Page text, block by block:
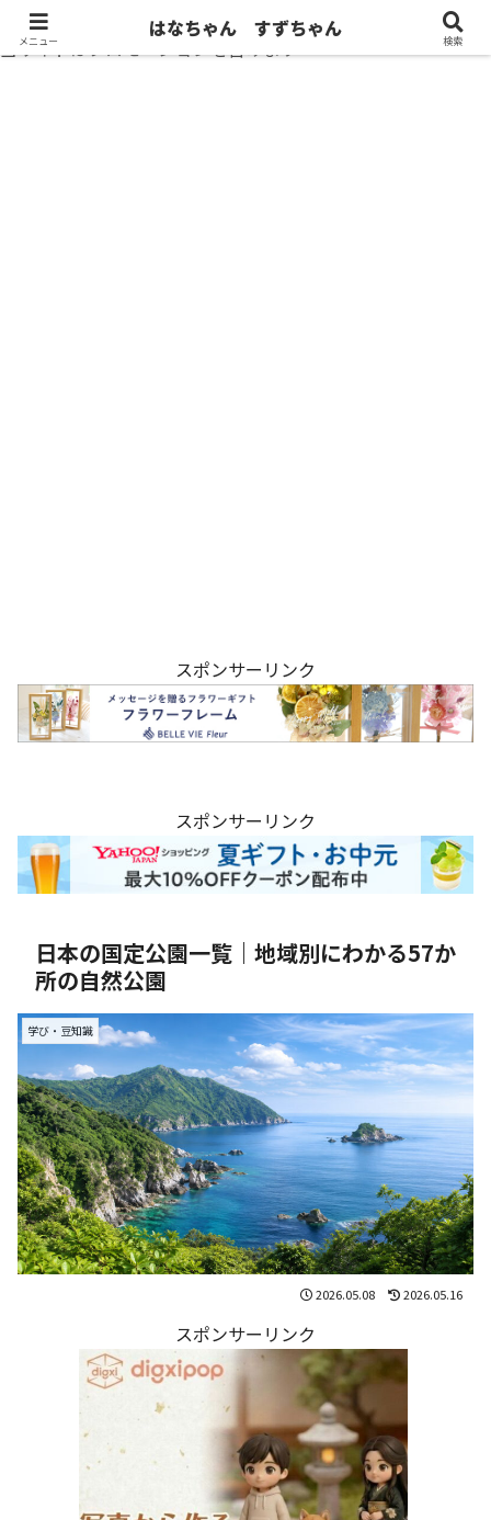
当サイトはプロモーションを含みます
スポンサーリンク
スポンサーリンク
日本の国定公園一覧｜地域別にわかる57か
所の自然公園
学び・豆知識
2026.05.08 2026.05.16
スポンサーリンク
メニュー
はなちゃん すずちゃん
検索